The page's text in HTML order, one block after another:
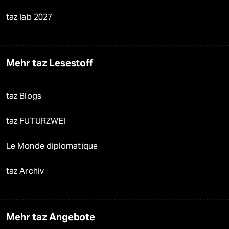
taz lab 2027
Mehr taz Lesestoff
taz Blogs
taz FUTURZWEI
Le Monde diplomatique
taz Archiv
Mehr taz Angebote